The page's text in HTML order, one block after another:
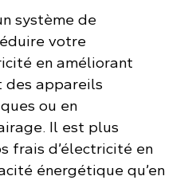
système de
votre
en améliorant
des appareils
ou en
Il est plus
frais d’électricité en
énergétique qu’en